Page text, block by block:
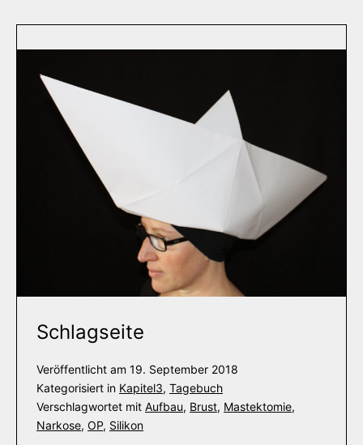
Schlagseite
Veröffentlicht am 19. September 2018
Kategorisiert in Kapitel3, Tagebuch
Verschlagwortet mit Aufbau, Brust, Mastektomie,
Narkose, OP, Silikon